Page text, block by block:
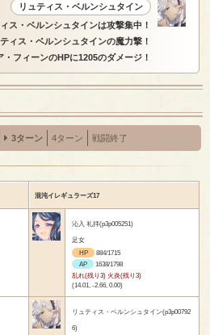
リュティス・ベルンシュタイン
ス・ベルンシュタインは攻撃集中！
ィス・ベルンシュタインの魔力撃！
・フィーンのHPに1205のダメージ！
3ターン 4ターン 戦闘終了
混沌イレギュラーズ17
沁入 礼拝(p3p005251)
足女
HP
884/1715
AP
1638/1798
乱れ(残り3) 火炎(残り3)
(14.01, -2.66, 0.00)
リュティス・ベルンシュタイン(p3p00792
6)